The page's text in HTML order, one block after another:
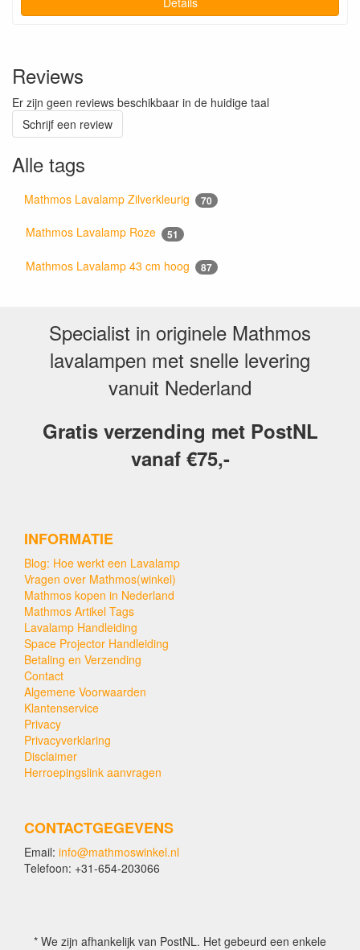
Reviews
Er zijn geen reviews beschikbaar in de huidige taal
Schrijf een review
Alle tags
Mathmos Lavalamp Zilverkleurig 70
Mathmos Lavalamp Roze 51
Mathmos Lavalamp 43 cm hoog 87
Specialist in originele Mathmos
lavalampen met snelle levering
vanuit Nederland
Gratis verzending met PostNL
vanaf €75,-
INFORMATIE
Blog: Hoe werkt een Lavalamp
Vragen over Mathmos(winkel)
Mathmos kopen in Nederland
Mathmos Artikel Tags
Lavalamp Handleiding
Space Projector Handleiding
Betaling en Verzending
Contact
Algemene Voorwaarden
Klantenservice
Privacy
Privacyverklaring
Disclaimer
Herroepingslink aanvragen
CONTACTGEGEVENS
Email: info@mathmoswinkel.nl
Telefoon: +31-654-203066
* We zijn afhankelijk van PostNL. Het gebeurd een enkele